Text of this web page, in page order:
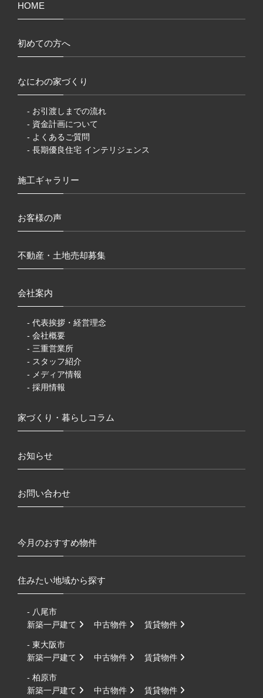
HOME
初めての方へ
なにわの家づくり
- お引渡しまでの流れ
- 資金計画について
- よくあるご質問
- 長期優良住宅 インテリジェンス
施工ギャラリー
お客様の声
不動産・土地売却募集
会社案内
- 代表挨拶・経営理念
- 会社概要
- 三重営業所
- スタッフ紹介
- メディア情報
- 採用情報
家づくり・暮らしコラム
お知らせ
お問い合わせ
今月のおすすめ物件
住みたい地域から探す
- 八尾市
新築一戸建て
中古物件 賃貸物件
- 東大阪市
新築一戸建て
中古物件 賃貸物件
- 柏原市
新築一戸建て
中古物件 賃貸物件